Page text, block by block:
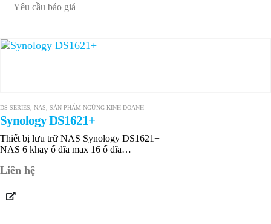
Yêu cầu báo giá
DS SERIES NAS SẢN PHẨM NGỪNG KINH DOANH
Synology DS1621+
Thiết bị lưu trữ NAS Synology DS1621+
NAS 6 khay ổ đĩa max 16 ổ đĩa
4 x RJ-45 1GbE
Liên hệ